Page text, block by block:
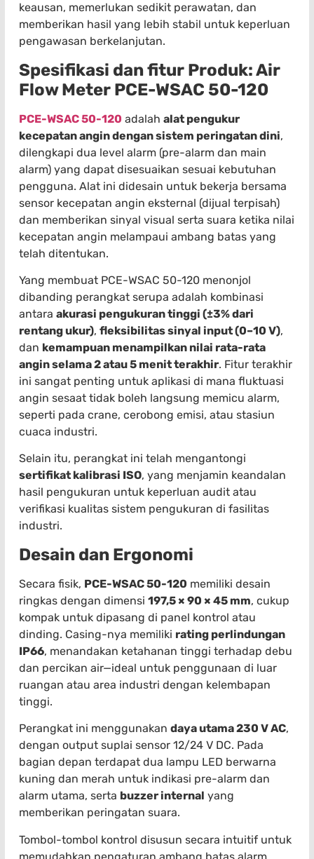
keausan, memerlukan sedikit perawatan, dan
memberikan hasil yang lebih stabil untuk keperluan
pengawasan berkelanjutan.
Spesifikasi dan fitur Produk: Air
Flow Meter PCE-WSAC 50-120
PCE-WSAC 50-120 adalah alat pengukur
kecepatan angin dengan sistem peringatan dini,
dilengkapi dua level alarm (pre-alarm dan main
alarm) yang dapat disesuaikan sesuai kebutuhan
pengguna. Alat ini didesain untuk bekerja bersama
sensor kecepatan angin eksternal (dijual terpisah)
dan memberikan sinyal visual serta suara ketika nilai
kecepatan angin melampaui ambang batas yang
telah ditentukan.
Yang membuat PCE-WSAC 50-120 menonjol
dibanding perangkat serupa adalah kombinasi
antara akurasi pengukuran tinggi (±3% dari
rentang ukur), fleksibilitas sinyal input (0–10 V),
dan kemampuan menampilkan nilai rata-rata
angin selama 2 atau 5 menit terakhir. Fitur terakhir
ini sangat penting untuk aplikasi di mana fluktuasi
angin sesaat tidak boleh langsung memicu alarm,
seperti pada crane, cerobong emisi, atau stasiun
cuaca industri.
Selain itu, perangkat ini telah mengantongi
sertifikat kalibrasi ISO, yang menjamin keandalan
hasil pengukuran untuk keperluan audit atau
verifikasi kualitas sistem pengukuran di fasilitas
industri.
Desain dan Ergonomi
Secara fisik, PCE-WSAC 50-120 memiliki desain
ringkas dengan dimensi 197,5 × 90 × 45 mm, cukup
kompak untuk dipasang di panel kontrol atau
dinding. Casing-nya memiliki rating perlindungan
IP66, menandakan ketahanan tinggi terhadap debu
dan percikan air—ideal untuk penggunaan di luar
ruangan atau area industri dengan kelembapan
tinggi.
Perangkat ini menggunakan daya utama 230 V AC,
dengan output suplai sensor 12/24 V DC. Pada
bagian depan terdapat dua lampu LED berwarna
kuning dan merah untuk indikasi pre-alarm dan
alarm utama, serta buzzer internal yang
memberikan peringatan suara.
Tombol-tombol kontrol disusun secara intuitif untuk
memudahkan pengaturan ambang batas alarm.